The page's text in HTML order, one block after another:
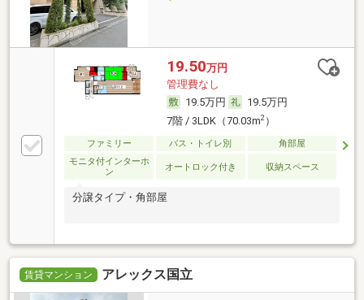
19.50万円
管理費なし
19.5万円
19.5万円
7階 / 3LDK（70.03m2）
ファミリー バス・トイレ別
角部屋
モニタ付インターホ
ン
オートロック付き 収納スペース
分譲タイプ・角部屋
賃貸マンション アレックス国立